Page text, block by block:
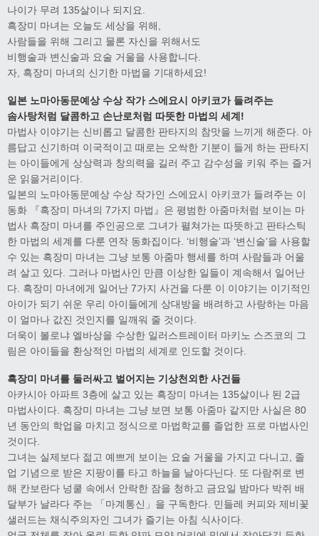
나이가 무려 135살이나 되지요.
흑장미 마녀는 오늘도 세상을 위해,
사람들을 위해 그리고 물론 자신을 위해서도
비행술과 변신술과 요술 거울을 사용합니다.
자, 흑장미 마녀의 신기한 마법을 기대하세요!
일본 노마아동문예상 수상 작가 스에요시 아키코가 들려주는
솜사탕처럼 달콤하고 손난로처럼 따뜻한 마법의 세계!
마법사 이야기는 신비롭고 달콤한 판타지의 참맛을 느끼게 해준다. 아
름답고 신기하며 이국적이고 때로는 오싹한 기분이 들게 하는 판타지
는 아이들에게 상상력과 창의력을 길러 주고 감수성을 키워 주는 즐거
운 읽을거리이다.
일본의 노마아동문예상 수상 작가인 스에요시 아키코가 들려주는 이
동화 『흑장미 마녀의 7가지 마법』은 평범한 아줌마처럼 보이는 마
법사 흑장미 마녀를 주인공으로 그녀가 펼쳐가는 따뜻하고 판타스틱
한 마법의 세계를 다룬 연작 동화집이다. ‘비행술’과 ‘변신술’을 사용할
수 있는 흑장미 마녀는 그냥 보통 아줌마 행세를 하며 사람들과 어울
려 살고 있다. 그러나 마법사인 만큼 이상한 일들이 계속해서 일어난
다. 흑장미 마녀에게 일어난 7가지 사건을 다룬 이 이야기는 이기적인
아이가 되기 쉬운 우리 아이들에게 상대방을 배려하고 사랑하는 마음
이 얼마나 값진 것인지를 일깨워 줄 것이다.
더욱이 볼로냐 엘바상을 수상한 일러스트레이터 마키노 스즈코의 그
림은 아이들을 환상적인 마법의 세계로 인도할 것이다.
흑장미 마녀를 둘러싸고 벌어지는 기상천외한 사건들
아카시아 아파트 3층에 살고 있는 흑장미 마녀는 135살이나 된 2급
마법사이다. 흑장미 마녀는 그냥 보면 보통 아줌마 같지만 사실은 80
년 동안의 학업을 마치고 정식으로 마법학교를 졸업한 프로 마법사인
것이다.
그녀는 실제보다 젊고 예쁘게 보이는 요술 거울을 가지고 다니고, 졸
업 기념으로 받은 지팡이를 타고 하늘을 날아다닌다. 또 다람쥐로 변
해 칸보란다 넝쿨 속에서 안락한 잠을 청하고 금요일 밤마다 박쥐 배
달부가 날라다 주는 「마계통신」을 구독한다. 민들레 커피와 제비꽃
샐러드는 채식주의자인 그녀가 즐기는 아침 식사이다.